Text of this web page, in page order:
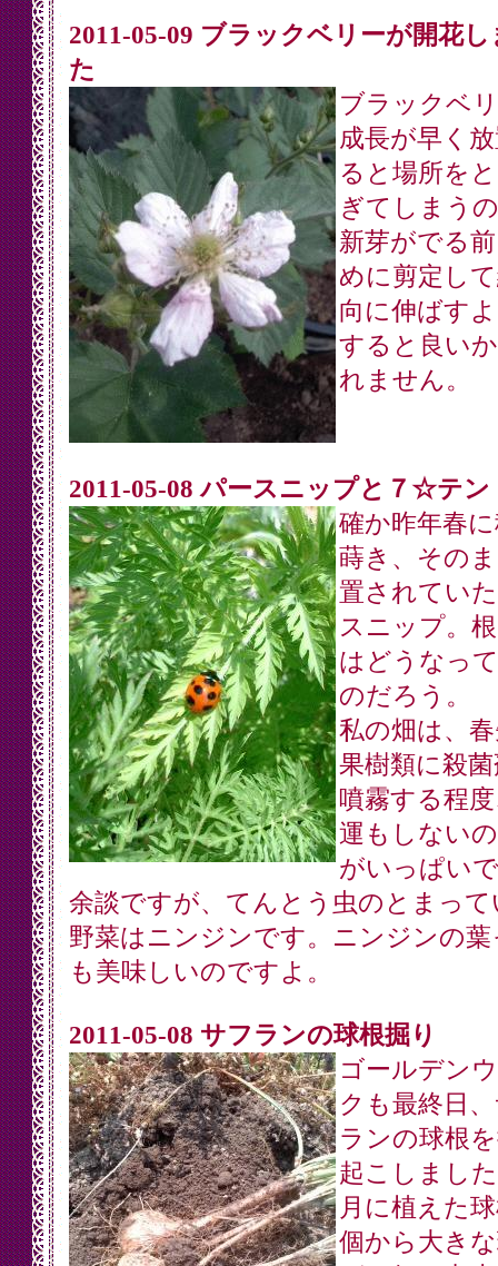
2011-05-09 ブラックベリーが開花し
た
ブラックベ
成長が早く
ると場所を
ぎてしまう
新芽がでる
めに剪定し
向に伸ばす
すると良い
れません。
2011-05-08 パースニップと７☆テン
確か昨年春
蒔き、その
置されてい
スニップ。
はどうなっ
のだろう。
私の畑は、
果樹類に殺
噴霧する程
運もしない
がいっぱい
余談ですが、てんとう虫のとまって
野菜はニンジンです。ニンジンの葉
も美味しいのですよ。
2011-05-08 サフランの球根掘り
ゴールデン
クも最終日
ランの球根
起こしまし
月に植えた
個から大き